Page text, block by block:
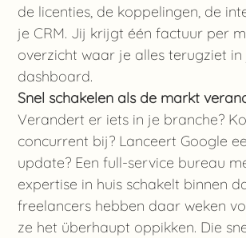
de licenties, de koppelingen, de
je CRM. Jij krijgt één factuur per
overzicht waar je alles terugziet in
dashboard.
Snel schakelen als de markt
Verandert er iets in je branche?
concurrent bij? Lanceert Google
update? Een full-service bureau
expertise in huis schakelt binnen
freelancers hebben daar weken
ze het überhaupt oppikken. Die